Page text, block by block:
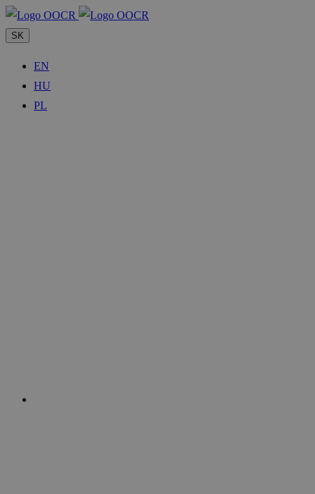
SK
EN
HU
PL